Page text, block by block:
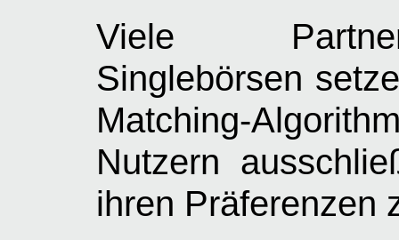
Viele
Singlebörsen
Matching-
Nutzern
ihren Präferenzen